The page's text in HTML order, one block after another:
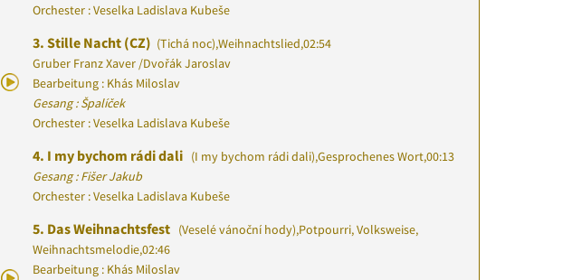
Orchester : Veselka Ladislava Kubeše
3. Stille Nacht (CZ) (Tichá noc),Weihnachtslied,02:54
Gruber Franz Xaver /Dvořák Jaroslav
Bearbeitung : Khás Miloslav
Gesang : Špalíček
Orchester : Veselka Ladislava Kubeše
4. I my bychom rádi dali (I my bychom rádi dali),Gesprochenes Wort,00:13
Gesang : Fišer Jakub
Orchester : Veselka Ladislava Kubeše
5. Das Weihnachtsfest (Veselé vánoční hody),Potpourri, Volksweise,
Weihnachtsmelodie,02:46
Bearbeitung : Khás Miloslav